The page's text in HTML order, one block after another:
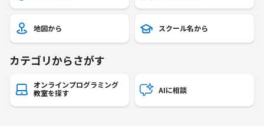
地図から スクール名から
カテゴリからさがす
オンラインプログラミング
教室を探す
AIに相談